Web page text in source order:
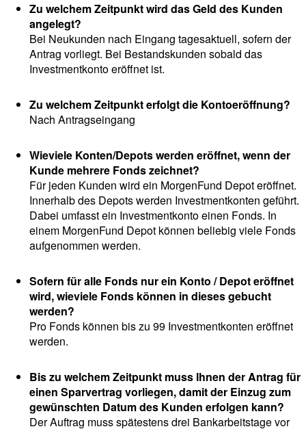
Zu welchem Zeitpunkt wird das Geld des Kunden
angelegt?
Bei Neukunden nach Eingang tagesaktuell, sofern der
Antrag vorliegt. Bei Bestandskunden sobald das
Investmentkonto eröffnet ist.
Zu welchem Zeitpunkt erfolgt die Kontoeröffnung?
Nach Antragseingang
Wieviele Konten/Depots werden eröffnet, wenn der
Kunde mehrere Fonds zeichnet?
Für jeden Kunden wird ein MorgenFund Depot eröffnet.
Innerhalb des Depots werden Investmentkonten geführt.
Dabei umfasst ein Investmentkonto einen Fonds. In
einem MorgenFund Depot können beliebig viele Fonds
aufgenommen werden.
Sofern für alle Fonds nur ein Konto / Depot eröffnet
wird, wieviele Fonds können in dieses gebucht
werden?
Pro Fonds können bis zu 99 Investmentkonten eröffnet
werden.
Bis zu welchem Zeitpunkt muss Ihnen der Antrag für
einen Sparvertrag vorliegen, damit der Einzug zum
gewünschten Datum des Kunden erfolgen kann?
Der Auftrag muss spätestens drei Bankarbeitstage vor